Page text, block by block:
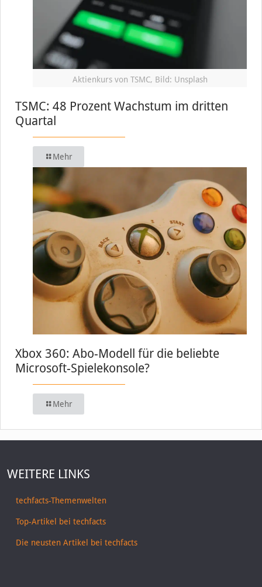
Aktienkurs von TSMC, Bild: Unsplash
TSMC: 48 Prozent Wachstum im dritten
Quartal
Mehr
Xbox 360: Abo-Modell für die beliebte
Microsoft-Spielekonsole?
Mehr
WEITERE LINKS
techfacts-Themenwelten
Top-Artikel bei techfacts
Die neusten Artikel bei techfacts